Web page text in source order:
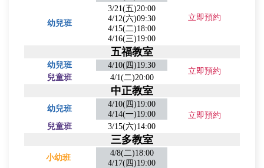
立即預約
幼兒班
3/21(五)20:00
4/12(六)09:30
4/15(二)18:00
4/16(三)19:00
五福教室
幼兒班 4/10(四)19:30
立即預約
兒童班 4/1(二)20:00
中正教室
幼兒班
4/10(四)19:00
4/14(一)19:00
立即預約
兒童班
3/15(六)14:00
三多教室
小幼班
4/8(二)18:00
4/17(四)19:00